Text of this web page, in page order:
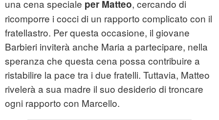
una cena speciale per Matteo, cercando di
ricomporre i cocci di un rapporto complicato con il
fratellastro. Per questa occasione, il giovane
Barbieri inviterà anche Maria a partecipare, nella
speranza che questa cena possa contribuire a
ristabilire la pace tra i due fratelli. Tuttavia, Matteo
rivelerà a sua madre il suo desiderio di troncare
ogni rapporto con Marcello.